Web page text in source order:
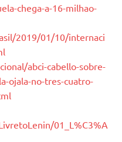
chega-a-16-milhao-
2019/01/10/internaci
abci-cabello-sobre-
ojala-no-tres-cuatro-
01_L%C3%A